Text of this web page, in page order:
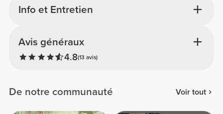
Info et Entretien
Avis généraux
4.8(13 avis)
De notre communauté Voir tout